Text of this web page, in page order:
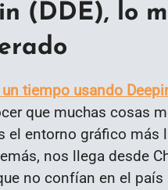
(DDE), lo
tiempo usando
que muchas cosas
el entorno gráfico más
nos llega desde
no confían en el país